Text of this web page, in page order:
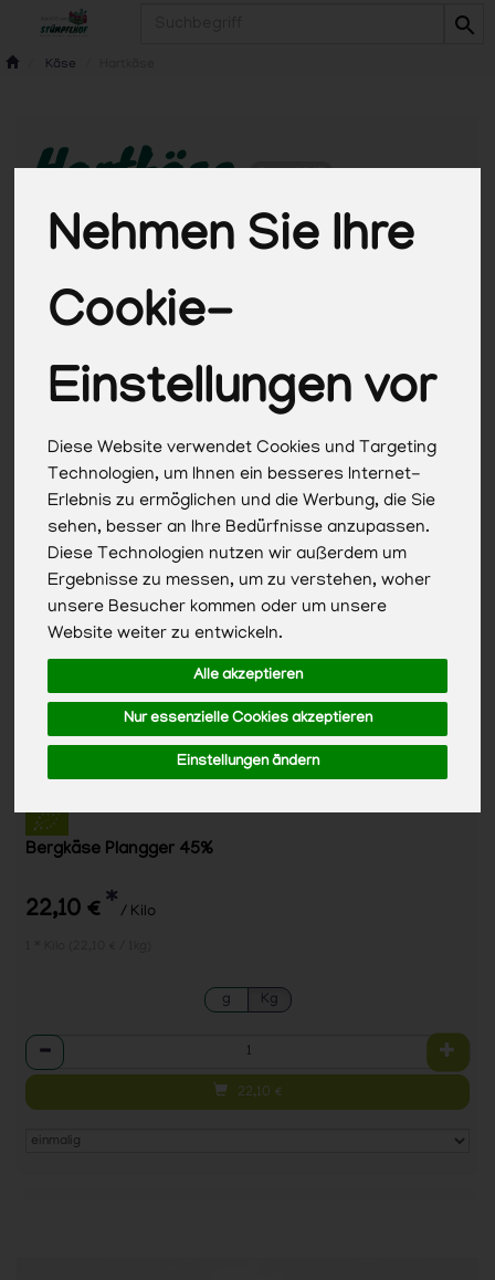
Nehmen Sie Ihre
Cookie-
Einstellungen vor
Diese Website verwendet Cookies und Targeting
Technologien, um Ihnen ein besseres Internet-
Erlebnis zu ermöglichen und die Werbung, die Sie
sehen, besser an Ihre Bedürfnisse anzupassen.
Diese Technologien nutzen wir außerdem um
Ergebnisse zu messen, um zu verstehen, woher
unsere Besucher kommen oder um unsere
Website weiter zu entwickeln.
Alle akzeptieren
Nur essenzielle Cookies akzeptieren
Einstellungen ändern
Käse
Hartkäse 5 von 1347
Bergkäse Plangger 45%
22,10 € * / Kilo
g Kg
Anzahl
22,10 €